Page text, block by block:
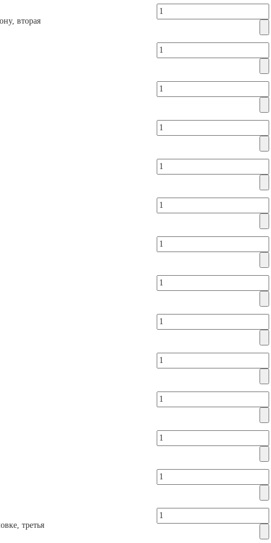
вторая
третья